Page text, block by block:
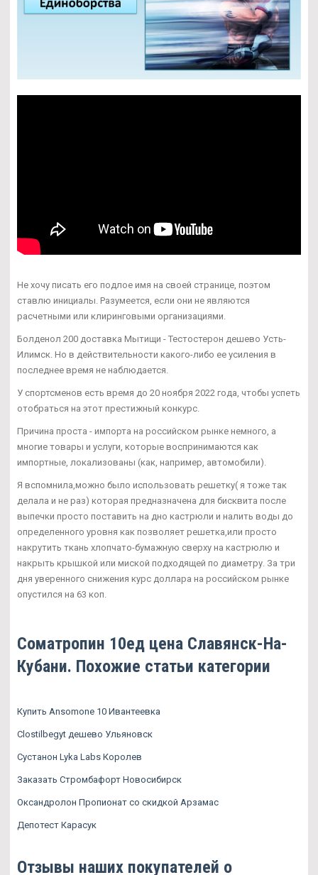
Не хочу писать его подлое имя на своей странице, поэтом
ставлю инициалы. Разумеется, если они не являются
расчетными или клиринговыми организациями.
Болденол 200 доставка Мытищи - Тестостерон дешево Усть-
Илимск. Но в действительности какого-либо ее усиления в
последнее время не наблюдается.
У спортсменов есть время до 20 ноября 2022 года, чтобы успеть
отобраться на этот престижный конкурс.
Причина проста - импорта на российском рынке немного, а
многие товары и услуги, которые воспринимаются как
импортные, локализованы (как, например, автомобили).
Я вспомнила,можно было использовать решетку( я тоже так
делала и не раз) которая предназначена для бисквита после
выпечки просто поставить на дно кастрюли и налить воды до
определенного уровня как позволяет решетка,или просто
накрутить ткань хлопчато-бумажную сверху на кастрюлю и
накрыть крышкой или миской подходящей по диаметру. За три
дня уверенного снижения курс доллара на российском рынке
опустился на 63 коп.
Cоматропин 10ед цена Славянск-На-
Кубани. Похожие статьи категории
Купить Ansomone 10 Ивантеевка
Clostilbegyt дешево Ульяновск
Сустанон Lyka Labs Королев
Заказать Стромбафорт Новосибирск
Оксандролон Пропионат со скидкой Арзамас
Депотест Карасук
Отзывы наших покупателей о